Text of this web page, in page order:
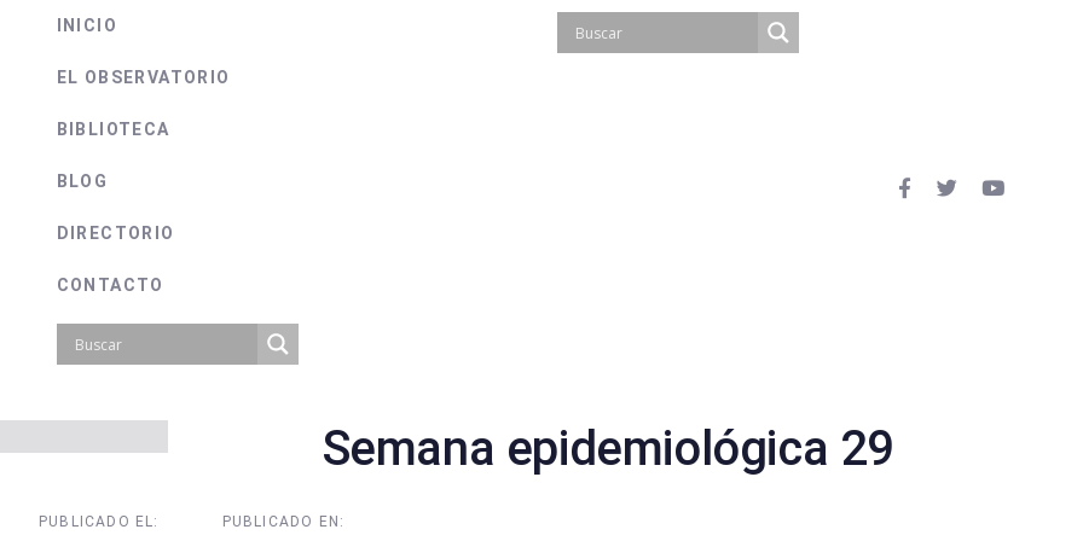
INICIO
EL OBSERVATORIO
BIBLIOTECA
BLOG
DIRECTORIO
CONTACTO
Semana epidemiológica 29
PUBLICADO EL: PUBLICADO EN: